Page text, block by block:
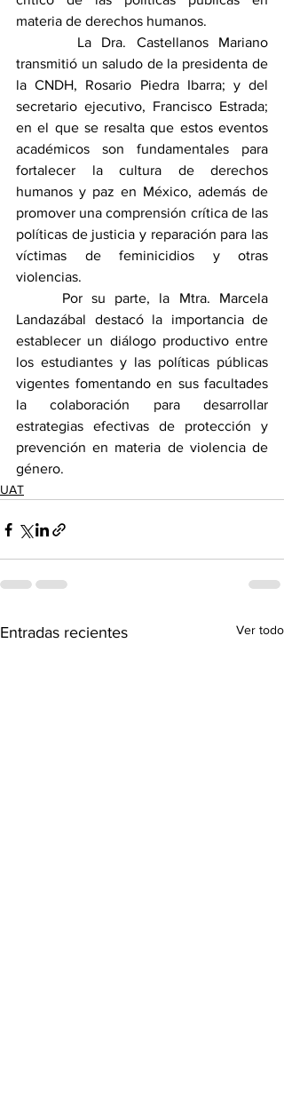
materia de derechos humanos.
La Dra. Castellanos Mariano
transmitió un saludo de la presidenta de
la CNDH, Rosario Piedra Ibarra; y del
secretario ejecutivo, Francisco Estrada;
en el que se resalta que estos eventos
académicos son fundamentales para
fortalecer la cultura de derechos
humanos y paz en México, además de
promover una comprensión crítica de las
políticas de justicia y reparación para las
víctimas de feminicidios y otras
violencias.
Por su parte, la Mtra. Marcela
Landazábal destacó la importancia de
establecer un diálogo productivo entre
los estudiantes y las políticas públicas
vigentes fomentando en sus facultades
la colaboración para desarrollar
estrategias efectivas de protección y
prevención en materia de violencia de
género.
UAT
Entradas recientes Ver todo